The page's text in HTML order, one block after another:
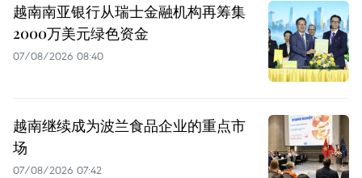
越南南亚银行从瑞士金融机构再筹集
2000万美元绿色资金
07/08/2026 08:40
越南继续成为波兰食品企业的重点市
场
07/08/2026 07:42